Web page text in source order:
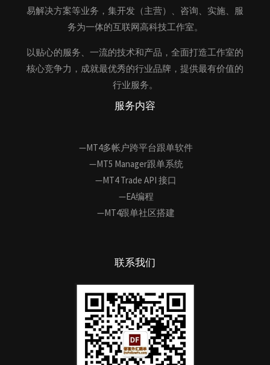
易解决方案等业务，集开发（主营）、咨询、实施、服
务为一体的互联网高科技工作室。
以贴心的服务、一流的技术和产品，全面打造工作室的
核心竞争力，成就最优秀的行业品牌，提供最有价值的
行业服务。
服务内容
—MT4多帐户跨平台跟单软件
—MT5 Manager跟单系统
—MT4 Trade API 接口
—EA编程
—MT4跟单社区搭建
联系我们